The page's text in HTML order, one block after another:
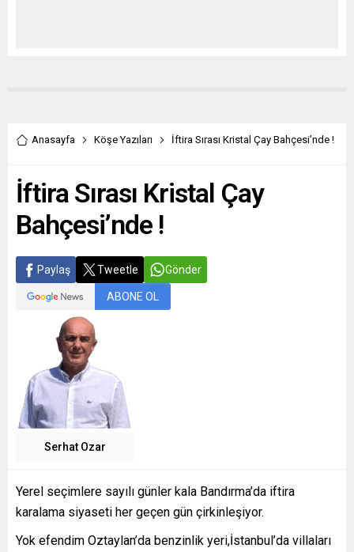
Anasayfa Köşe Yazıları İftira Sırası Kristal Çay Bahçesi’nde !
İftira Sırası Kristal Çay
Bahçesi’nde !
Paylaş Tweetle Gönder
ABONE OL
Serhat Ozar
Yerel seçimlere sayılı günler kala Bandırma’da iftira
karalama siyaseti her geçen gün çirkinleşiyor.
Yok efendim Oztaylan’da benzinlik yeri,İstanbul’da villaları